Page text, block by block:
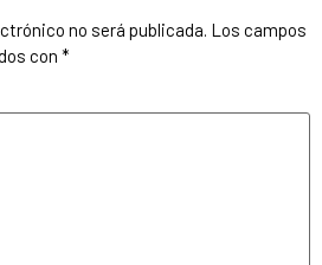
no será publicada. Los campos
con *